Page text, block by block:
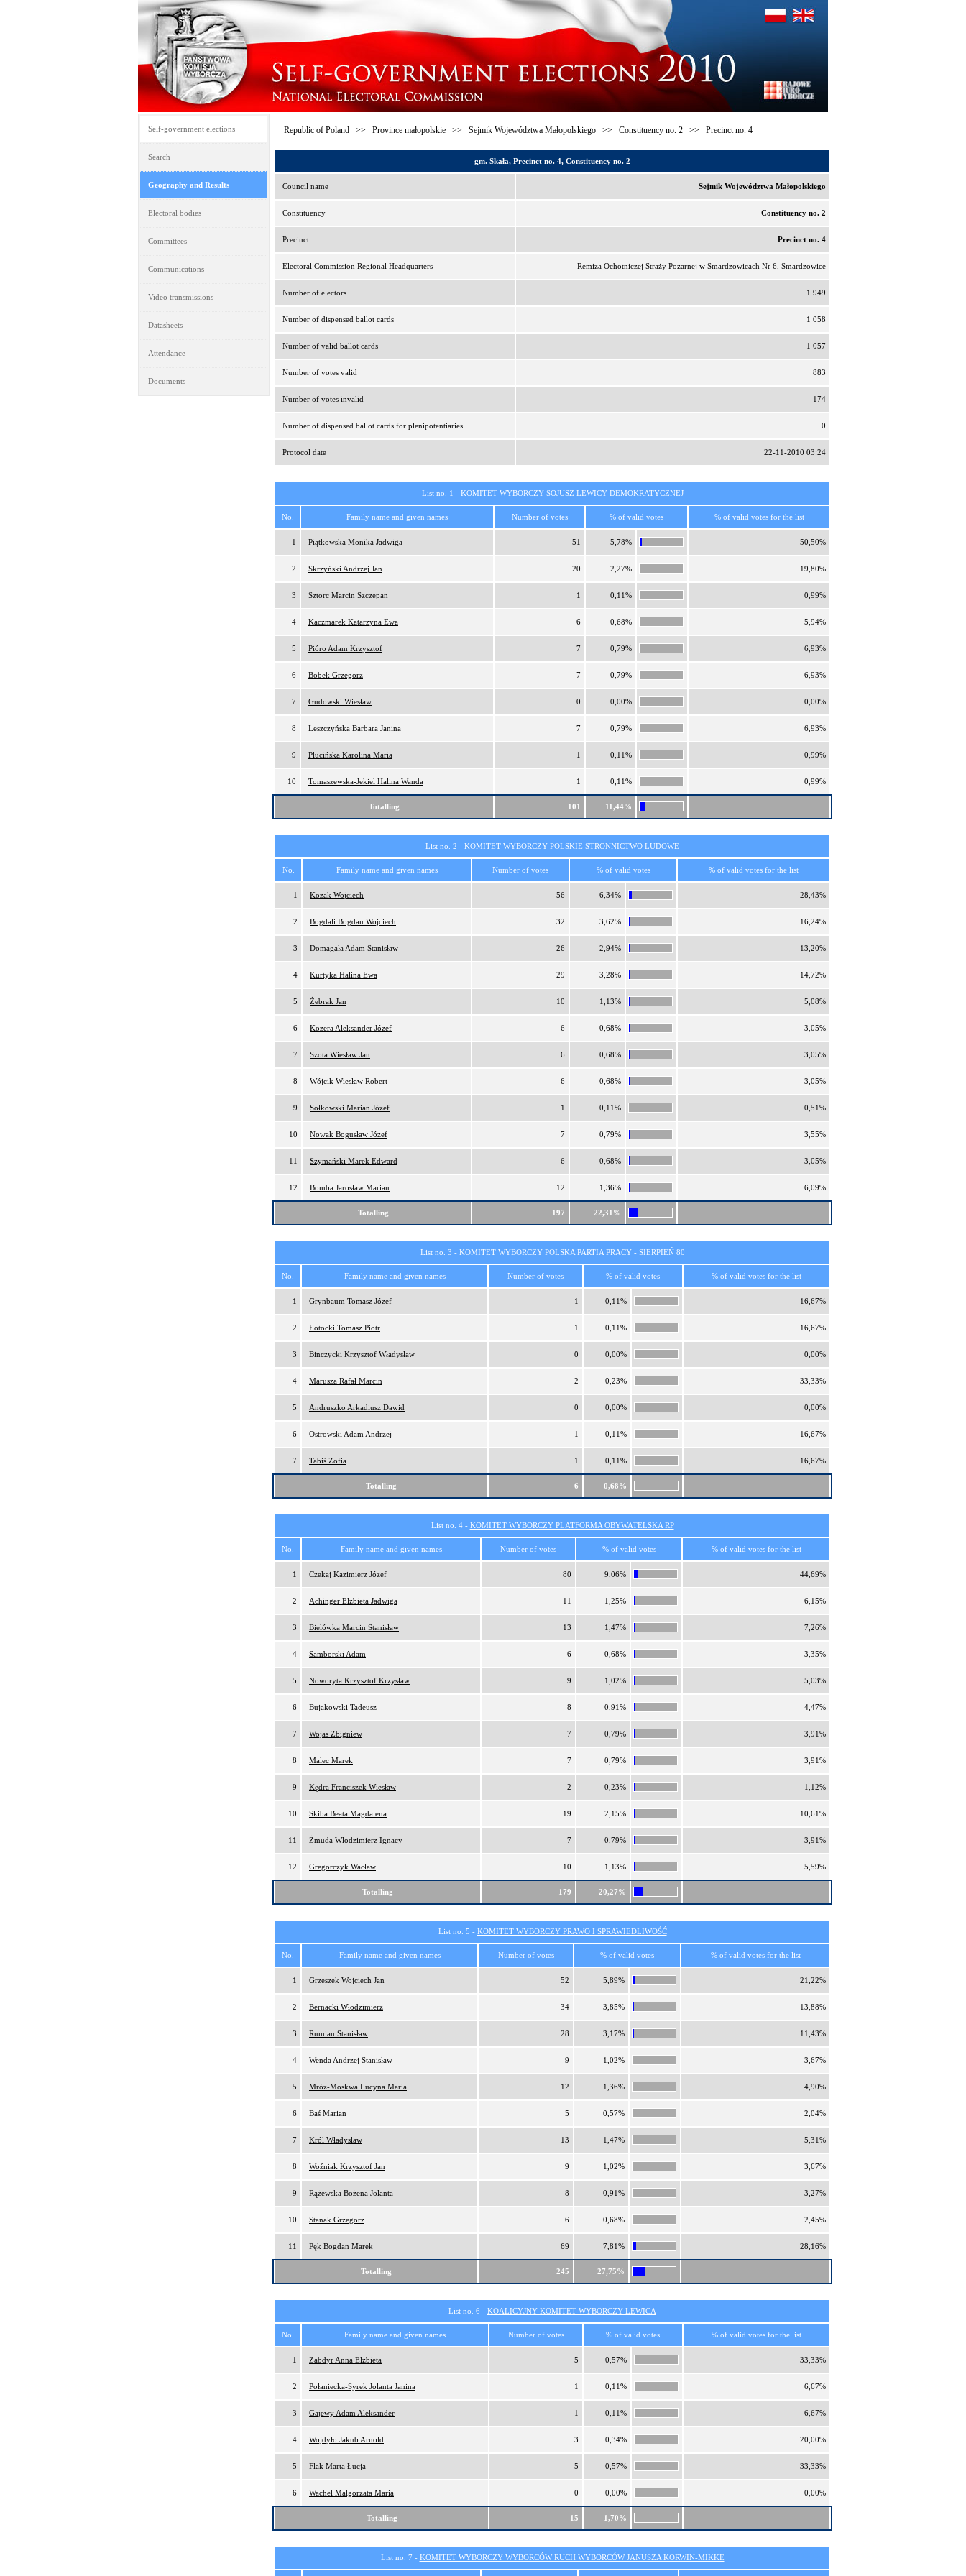
Self-government elections
Search
Geography and Results
Electoral bodies
Committees
Communications
Video transmissions
Datasheets
Attendance
Documents
Republic of Poland >> Province małopolskie >> Sejmik Województwa Małopolskiego >> Constituency no. 2 >> Precinct no. 4
gm. Skała, Precinct no. 4, Constituency no. 2
Council name Sejmik Województwa Małopolskiego
Constituency Constituency no. 2
Precinct Precinct no. 4
Electoral Commission Regional Headquarters Remiza Ochotniczej Straży Pożarnej w Smardzowicach Nr 6, Smardzowice
Number of electors 1 949
Number of dispensed ballot cards 1 058
Number of valid ballot cards 1 057
Number of votes valid 883
Number of votes invalid 174
Number of dispensed ballot cards for plenipotentiaries 0
Protocol date 22-11-2010 03:24
List no. 1 - KOMITET WYBORCZY SOJUSZ LEWICY DEMOKRATYCZNEJ
No. Family name and given names Number of votes % of valid votes % of valid votes for the list
1 Piątkowska Monika Jadwiga 51 5,78% 50,50%
2 Skrzyński Andrzej Jan 20 2,27% 19,80%
3 Sztorc Marcin Szczepan 1 0,11% 0,99%
4 Kaczmarek Katarzyna Ewa 6 0,68% 5,94%
5 Pióro Adam Krzysztof 7 0,79% 6,93%
6 Bobek Grzegorz 7 0,79% 6,93%
7 Gudowski Wiesław 0 0,00% 0,00%
8 Leszczyńska Barbara Janina 7 0,79% 6,93%
9 Plucińska Karolina Maria 1 0,11% 0,99%
10 Tomaszewska-Jekiel Halina Wanda 1 0,11% 0,99%
Totalling 101 11,44%
List no. 2 - KOMITET WYBORCZY POLSKIE STRONNICTWO LUDOWE
No. Family name and given names Number of votes % of valid votes % of valid votes for the list
1 Kozak Wojciech 56 6,34% 28,43%
2 Bogdali Bogdan Wojciech 32 3,62% 16,24%
3 Domagała Adam Stanisław 26 2,94% 13,20%
4 Kurtyka Halina Ewa 29 3,28% 14,72%
5 Żebrak Jan 10 1,13% 5,08%
6 Kozera Aleksander Józef 6 0,68% 3,05%
7 Szota Wiesław Jan 6 0,68% 3,05%
8 Wójcik Wiesław Robert 6 0,68% 3,05%
9 Sołkowski Marian Józef 1 0,11% 0,51%
10 Nowak Bogusław Józef 7 0,79% 3,55%
11 Szymański Marek Edward 6 0,68% 3,05%
12 Bomba Jarosław Marian 12 1,36% 6,09%
Totalling 197 22,31%
List no. 3 - KOMITET WYBORCZY POLSKA PARTIA PRACY - SIERPIEŃ 80
No. Family name and given names Number of votes % of valid votes % of valid votes for the list
1 Grynbaum Tomasz Józef 1 0,11% 16,67%
2 Łotocki Tomasz Piotr 1 0,11% 16,67%
3 Binczycki Krzysztof Władysław 0 0,00% 0,00%
4 Marusza Rafał Marcin 2 0,23% 33,33%
5 Andruszko Arkadiusz Dawid 0 0,00% 0,00%
6 Ostrowski Adam Andrzej 1 0,11% 16,67%
7 Tabiś Zofia 1 0,11% 16,67%
Totalling 6 0,68%
List no. 4 - KOMITET WYBORCZY PLATFORMA OBYWATELSKA RP
No. Family name and given names Number of votes % of valid votes % of valid votes for the list
1 Czekaj Kazimierz Józef 80 9,06% 44,69%
2 Achinger Elżbieta Jadwiga 11 1,25% 6,15%
3 Bielówka Marcin Stanisław 13 1,47% 7,26%
4 Samborski Adam 6 0,68% 3,35%
5 Noworyta Krzysztof Krzysław 9 1,02% 5,03%
6 Bujakowski Tadeusz 8 0,91% 4,47%
7 Wojas Zbigniew 7 0,79% 3,91%
8 Malec Marek 7 0,79% 3,91%
9 Kędra Franciszek Wiesław 2 0,23% 1,12%
10 Skiba Beata Magdalena 19 2,15% 10,61%
11 Żmuda Włodzimierz Ignacy 7 0,79% 3,91%
12 Gregorczyk Wacław 10 1,13% 5,59%
Totalling 179 20,27%
List no. 5 - KOMITET WYBORCZY PRAWO I SPRAWIEDLIWOŚĆ
No. Family name and given names Number of votes % of valid votes % of valid votes for the list
1 Grzeszek Wojciech Jan 52 5,89% 21,22%
2 Bernacki Włodzimierz 34 3,85% 13,88%
3 Rumian Stanisław 28 3,17% 11,43%
4 Wenda Andrzej Stanisław 9 1,02% 3,67%
5 Mróz-Moskwa Lucyna Maria 12 1,36% 4,90%
6 Baś Marian 5 0,57% 2,04%
7 Król Władysław 13 1,47% 5,31%
8 Woźniak Krzysztof Jan 9 1,02% 3,67%
9 Rążewska Bożena Jolanta 8 0,91% 3,27%
10 Stanak Grzegorz 6 0,68% 2,45%
11 Pęk Bogdan Marek 69 7,81% 28,16%
Totalling 245 27,75%
List no. 6 - KOALICYJNY KOMITET WYBORCZY LEWICA
No. Family name and given names Number of votes % of valid votes % of valid votes for the list
1 Zabdyr Anna Elżbieta 5 0,57% 33,33%
2 Połaniecka-Syrek Jolanta Janina 1 0,11% 6,67%
3 Gajewy Adam Aleksander 1 0,11% 6,67%
4 Wojdyło Jakub Arnold 3 0,34% 20,00%
5 Flak Marta Łucja 5 0,57% 33,33%
6 Wachel Małgorzata Maria 0 0,00% 0,00%
Totalling 15 1,70%
List no. 7 - KOMITET WYBORCZY WYBORCÓW RUCH WYBORCÓW JANUSZA KORWIN-MIKKE